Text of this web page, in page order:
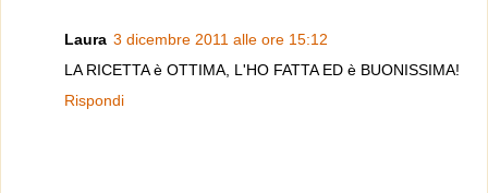
Laura 3 dicembre 2011 alle ore 15:12
LA RICETTA è OTTIMA, L'HO FATTA ED è BUONISSIMA!
Rispondi